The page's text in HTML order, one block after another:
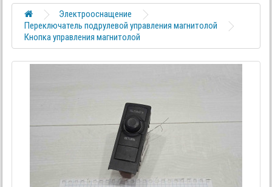
Электрооснащение
Переключатель подрулевой управления магнитолой
Кнопка управления магнитолой